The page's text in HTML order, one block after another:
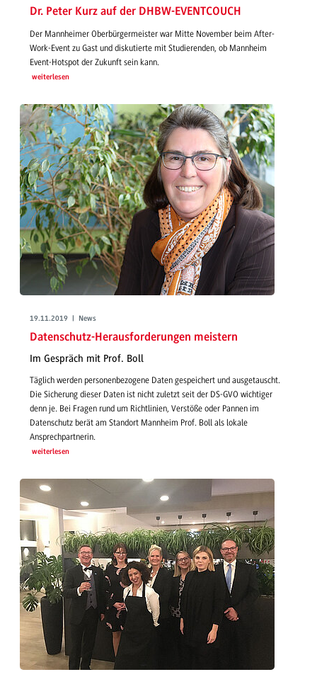
Dr. Peter Kurz auf der DHBW-EVENTCOUCH
Der Mannheimer Oberbürgermeister war Mitte November beim After-
Work-Event zu Gast und diskutierte mit Studierenden, ob Mannheim
Event-Hotspot der Zukunft sein kann.
weiterlesen
19.11.2019 | News
Datenschutz-Herausforderungen meistern
Im Gespräch mit Prof. Boll
Täglich werden personenbezogene Daten gespeichert und ausgetauscht.
Die Sicherung dieser Daten ist nicht zuletzt seit der DS-GVO wichtiger
denn je. Bei Fragen rund um Richtlinien, Verstöße oder Pannen im
Datenschutz berät am Standort Mannheim Prof. Boll als lokale
Ansprechpartnerin.
weiterlesen